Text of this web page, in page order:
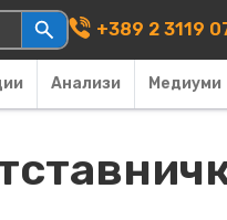
+389 2 3119
Анализи Медиуми